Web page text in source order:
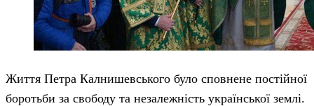
Життя Петра Калнишевського було сповнене постійної
боротьби за свободу та незалежність української землі.